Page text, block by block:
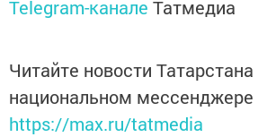
Telegram-канале Татмедиа
Читайте новости Татарстана
национальном
https://max.ru/tatmedia